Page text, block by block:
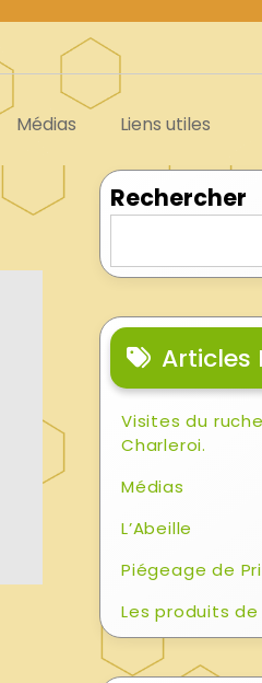
Médias Liens utiles
Rechercher
Articles
Visites du
Charleroi.
Médias
L’Abeille
Piégeage de
Les produits